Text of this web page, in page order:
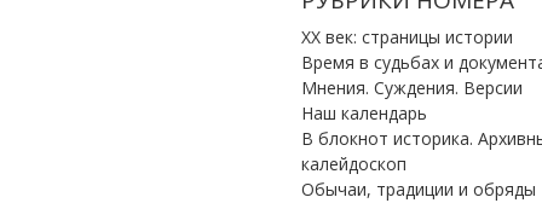
ХХ век: страницы истории
Время в судьбах и
Мнения. Суждения. Версии
Наш календарь
В блокнот историка.
калейдоскоп
Обычаи, традиции и обряды